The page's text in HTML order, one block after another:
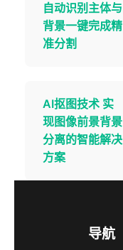
自动识别主体与
背景一键完成精
准分割
AI抠图技术 实
现图像前景背景
分离的智能解决
方案
导航